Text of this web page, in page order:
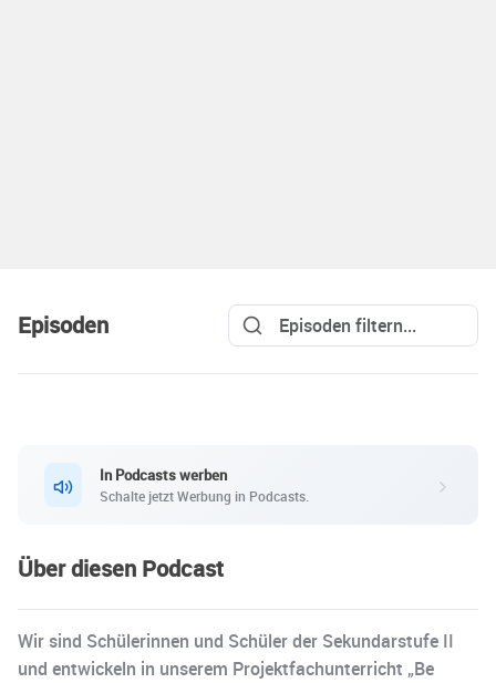
Episoden
In Podcasts werben
Schalte jetzt Werbung in Podcasts.
Über diesen Podcast
Wir sind Schülerinnen und Schüler der Sekundarstufe II
und entwickeln in unserem Projektfachunterricht „Be